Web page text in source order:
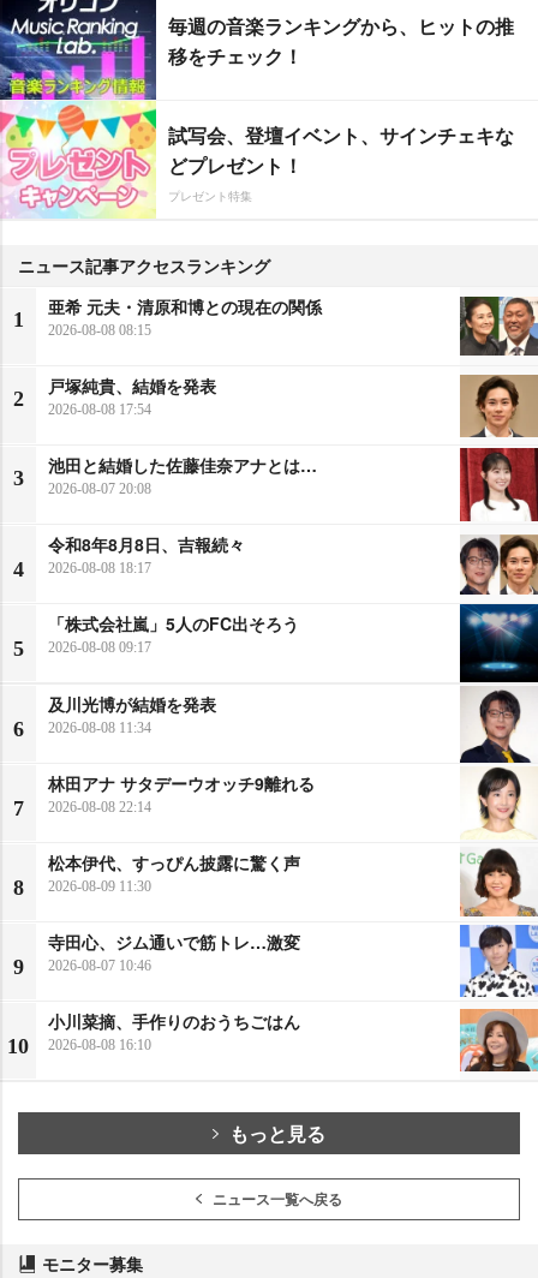
毎週の音楽ランキングから、ヒットの推
移をチェック！
試写会、登壇イベント、サインチェキな
どプレゼント！
プレゼント特集
ニュース記事アクセスランキング
1
亜希 元夫・清原和博との現在の関係
2026-08-08 08:15
2
戸塚純貴、結婚を発表
2026-08-08 17:54
3
池田と結婚した佐藤佳奈アナとは…
2026-08-07 20:08
4
令和8年8月8日、吉報続々
2026-08-08 18:17
5
「株式会社嵐」5人のFC出そろう
2026-08-08 09:17
6
及川光博が結婚を発表
2026-08-08 11:34
7
林田アナ サタデーウオッチ9離れる
2026-08-08 22:14
8
松本伊代、すっぴん披露に驚く声
2026-08-09 11:30
9
寺田心、ジム通いで筋トレ…激変
2026-08-07 10:46
10
小川菜摘、手作りのおうちごはん
2026-08-08 16:10
もっと見る
ニュース一覧へ戻る
モニター募集